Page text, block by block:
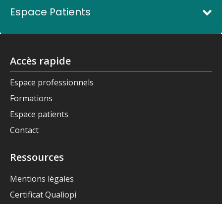
Espace Patients
Accès rapide
Espace professionnels
Formations
Espace patients
Contact
Ressources
Mentions légales
Certificat Qualiopi